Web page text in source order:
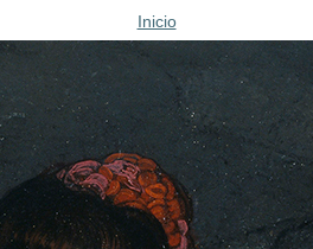
Inicio